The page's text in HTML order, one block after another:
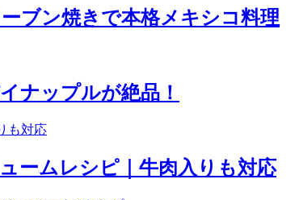
ブン焼きで本格メキシコ料理
ナップルが絶品！
ームレシピ｜牛肉入りも対応